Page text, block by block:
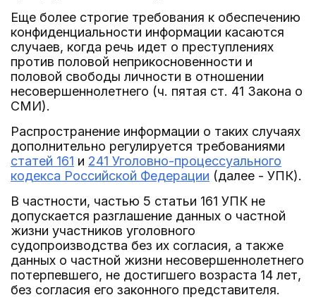
Еще более строгие требования к обеспечению
конфиденциальности информации касаются
случаев, когда речь идет о преступлениях
против половой неприкосновенности и
половой свободы личности в отношении
несовершеннолетнего (ч. пятая ст. 41 Закона о
СМИ).
Распространение информации о таких случаях
дополнительно регулируется требованиями
статей 161 и 241 Уголовно-процессуального
кодекса Российской Федерации (далее - УПК).
В частности, частью 5 статьи 161 УПК не
допускается разглашение данных о частной
жизни участников уголовного
судопроизводства без их согласия, а также
данных о частной жизни несовершеннолетнего
потерпевшего, не достигшего возраста 14 лет,
без согласия его законного представителя.